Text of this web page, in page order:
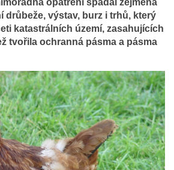
opatření spadal zejména
drůbeže, výstav, burz i trhů, který
katastrálních území, zasahujících
tvořila ochranná pásma a pásma